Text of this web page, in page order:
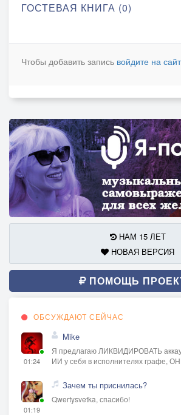
ГОСТЕВАЯ КНИГА (0)
Чтобы добавить запись войдите на сайт
НАМ 15 ЛЕТ
НОВАЯ ВЕРСИЯ
ПОМОЩЬ
ОБСУЖДАЮТ СЕЙЧАС
01:24
Mike
Я предлагаю ЛИКВИДИРОВАТЬ
ИИ у себя в исполнителях графе,
01:19
Зачем ты приснилась?
Qwertysvetka, спасибо!